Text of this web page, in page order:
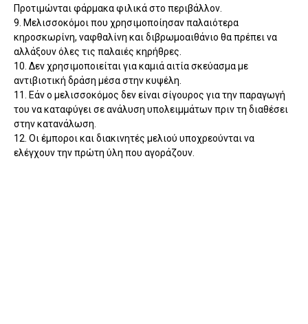
Προτιμώνται φάρμακα φιλικά στο περιβάλλον.
9. Μελισσοκόμοι που χρησιμοποίησαν παλαιότερα
κηροσκωρίνη, ναφθαλίνη και διβρωμοαιθάνιο θα πρέπει να
αλλάξουν όλες τις παλαιές κηρήθρες.
10. Δεν χρησιμοποιείται για καμιά αιτία σκεύασμα με
αντιβιοτική δράση μέσα στην κυψέλη.
11. Εάν ο μελισσοκόμος δεν είναι σίγουρος για την παραγωγή
του να καταφύγει σε ανάλυση υπολειμμάτων πριν τη διαθέσει
στην κατανάλωση.
12. Οι έμποροι και διακινητές μελιού υποχρεούνται να
ελέγχουν την πρώτη ύλη που αγοράζουν.